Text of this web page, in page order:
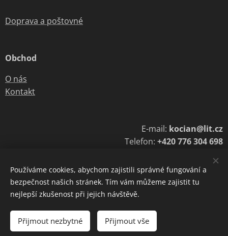
Do košíku
Doprava a poštovné
Obchod
O nás
Kontakt
E-mail: kocian@lit.cz
Telefon: +420 776 304 698
Cookies
Používáme cookies, abychom zajistili správné fungování a
bezpečnost našich stránek. Tím vám můžeme zajistit tu
nejlepší zkušenost při jejich návštěvě.
Přijmout nezbytné Přijmout vše